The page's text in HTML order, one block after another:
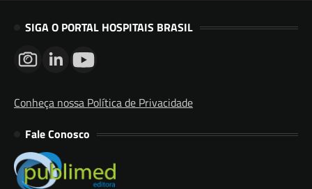
SIGA O PORTAL HOSPITAIS BRASIL
Conheça nossa Política de Privacidade
Fale Conosco